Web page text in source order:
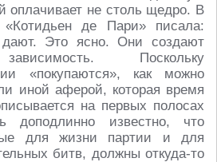
оплачивает не столь щедро. В
«Котидьен де Пари» писала:
Это ясно. Они создают
Поскольку
«покупаются», как можно
иной аферой, которая время
на первых полосах
доподлинно известно, что
для жизни партии и для
битв, должны откуда-то